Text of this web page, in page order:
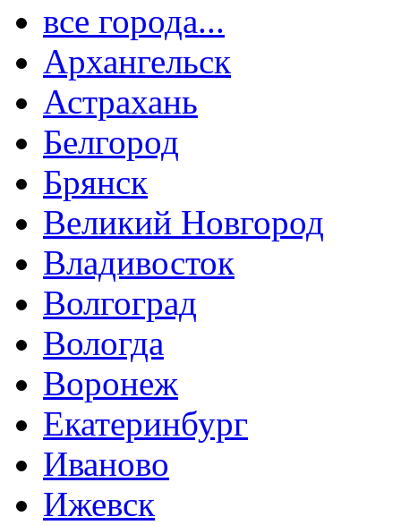
все города...
Архангельск
Астрахань
Белгород
Брянск
Великий Новгород
Владивосток
Волгоград
Вологда
Воронеж
Екатеринбург
Иваново
Ижевск